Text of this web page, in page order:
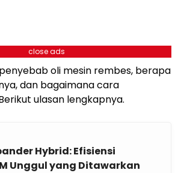
close ads
oli mesin rembes, berapa
dan bagaimana cara
ulasan lengkapnya.
Hybrid: Efisiensi
Unggul yang Ditawarkan